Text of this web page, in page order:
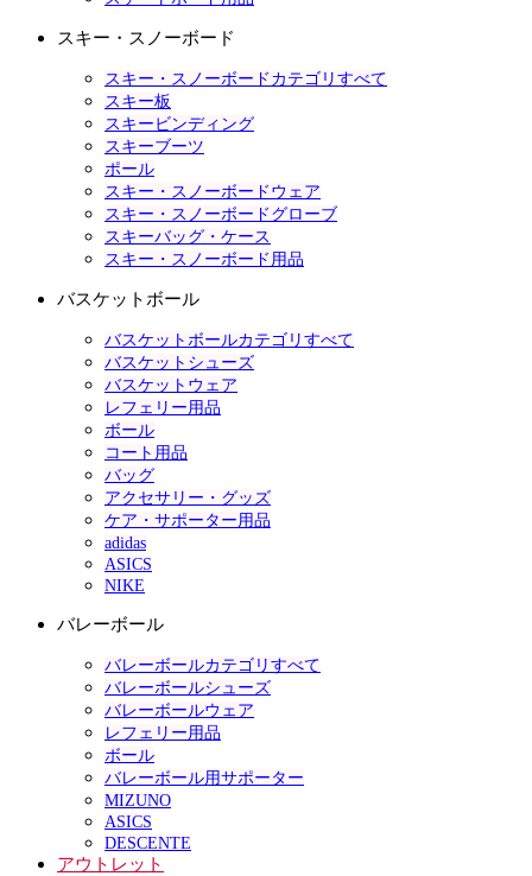
スキー・スノーボード
スキー・スノーボードカテゴリすべて
スキー板
スキービンディング
スキーブーツ
ポール
スキー・スノーボードウェア
スキー・スノーボードグローブ
スキーバッグ・ケース
スキー・スノーボード用品
バスケットボール
バスケットボールカテゴリすべて
バスケットシューズ
バスケットウェア
レフェリー用品
ボール
コート用品
バッグ
アクセサリー・グッズ
ケア・サポーター用品
adidas
ASICS
NIKE
バレーボール
バレーボールカテゴリすべて
バレーボールシューズ
バレーボールウェア
レフェリー用品
ボール
バレーボール用サポーター
MIZUNO
ASICS
DESCENTE
アウトレット